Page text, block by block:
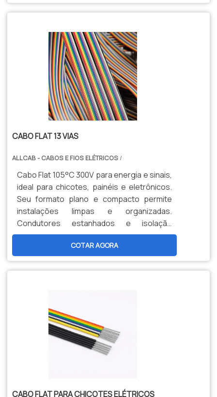
CABO FLAT 13 VIAS
ALLCAB - CABOS E FIOS ELÉTRICOS /
Cabo Flat 105°C 300V para energia e sinais,
ideal para chicotes, painéis e eletrônicos.
Seu formato plano e compacto permite
instalações limpas e organizadas.
Condutores estanhados e isolação
termorresistente garantem confiabilidade
e alta durabilidade.COTAR AGORA
CABO FLAT PARA CHICOTES ELÉTRICOS